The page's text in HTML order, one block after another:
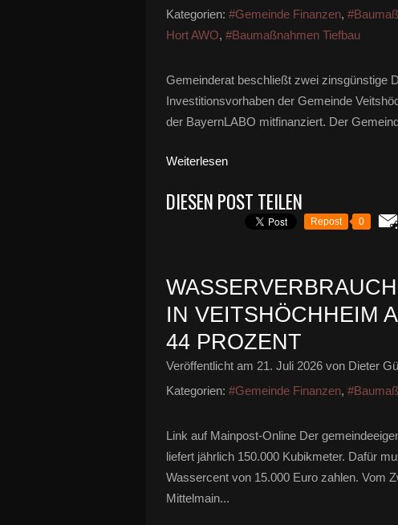
Kategorien: #Gemeinde Finanzen,
Hort AWO, #Baumaßnahmen Tiefbau
Gemeinderat beschließt zwei zinsgünstige
Investitionsvorhaben der Gemeinde
der BayernLABO mitfinanziert. Der
Weiterlesen
DIESEN POST TEILEN
Repost 0
IN VEITSHÖCHHEIM
44 PROZENT
Veröffentlicht am 21. Juli 2026 von Dieter
Kategorien: #Gemeinde Finanzen,
Link auf Mainpost-Online Der
liefert jährlich 150.000 Kubikmeter. Dafür
Wassercent von 15.000 Euro zahlen. Vom
Mittelmain...